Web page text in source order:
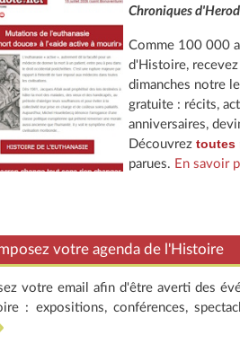
Chroniques
Comme 100 000
d'Histoire,
dimanches notre
gratuite : récits,
anniversaires,
Découvreztoutes
parues. En savoir
votre agenda de l'Histoire
votre email afin d'être averti des
: expositions, conférences,